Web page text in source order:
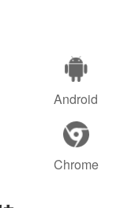
Android
Chrome